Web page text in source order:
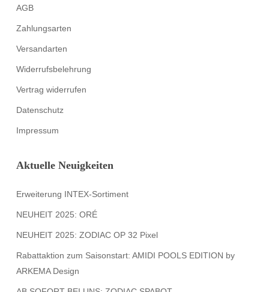
AGB
Zahlungsarten
Versandarten
Widerrufsbelehrung
Vertrag widerrufen
Datenschutz
Impressum
Aktuelle Neuigkeiten
Erweiterung INTEX-Sortiment
NEUHEIT 2025: ORÉ
NEUHEIT 2025: ZODIAC OP 32 Pixel
Rabattaktion zum Saisonstart: AMIDI POOLS EDITION by
ARKEMA Design